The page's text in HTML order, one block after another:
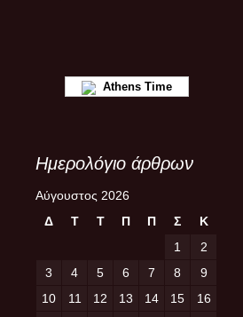
Athens Time
Ημερολόγιο άρθρων
Αύγουστος 2026
Δ
Τ Τ Π Π Σ
Κ
1
2
3
4 5 6 7 8
9
10
11 12 13 14 15 16